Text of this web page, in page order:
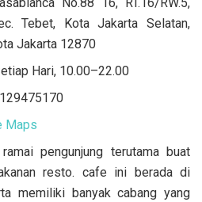
Tebet, Kota Jakarta Selatan,
Jakarta 12870
Hari, 10.00–22.00
Maps
pengunjung terutama buat
resto. cafe ini berada di
memiliki banyak cabang yang